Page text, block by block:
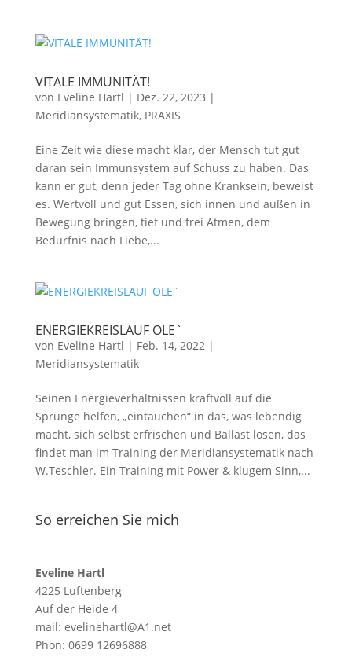
VITALE IMMUNITÄT!
von Eveline Hartl | Dez. 22, 2023 |
Meridiansystematik, PRAXIS
Eine Zeit wie diese macht klar, der Mensch tut gut
daran sein Immunsystem auf Schuss zu haben. Das
kann er gut, denn jeder Tag ohne Kranksein, beweist
es. Wertvoll und gut Essen, sich innen und außen in
Bewegung bringen, tief und frei Atmen, dem
Bedürfnis nach Liebe,...
ENERGIEKREISLAUF OLE`
von Eveline Hartl | Feb. 14, 2022|
Meridiansystematik
Seinen Energieverhältnissen kraftvoll auf die
Sprünge helfen, „eintauchen“ in das, was lebendig
macht, sich selbst erfrischen und Ballast lösen, das
findet man im Training der Meridiansystematik nach
W.Teschler. Ein Training mit Power & klugem Sinn,...
So erreichen Sie mich
Eveline Hartl
4225 Luftenberg
Auf der Heide 4
mail: evelinehartl@A1.net
Phon: 0699 12696888